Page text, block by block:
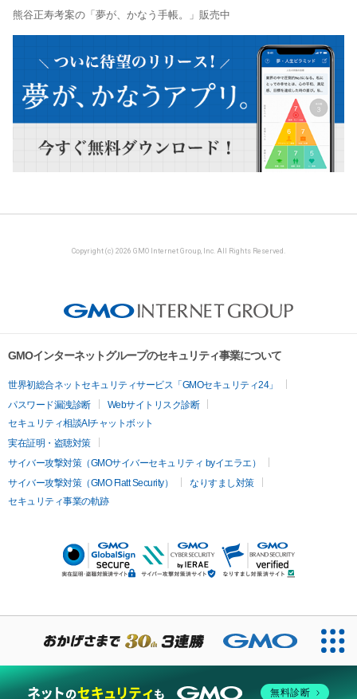
熊谷正寿考案の「夢が、かなう手帳。」販売中
Copyright (c) 2026 GMO Internet Group, Inc. All Rights Reserved.
GMOインターネットグループのセキュリティ事業について
世界初総合ネットセキュリティサービス「GMOセキュリティ24」
パスワード漏洩診断
Webサイトリスク診断
セキュリティ相談AIチャットボット
実在証明・盗聴対策
サイバー攻撃対策（GMOサイバーセキュリティ byイエラエ）
サイバー攻撃対策（GMO Flatt Security）
なりすまし対策
セキュリティ事業の軌跡
無料診断